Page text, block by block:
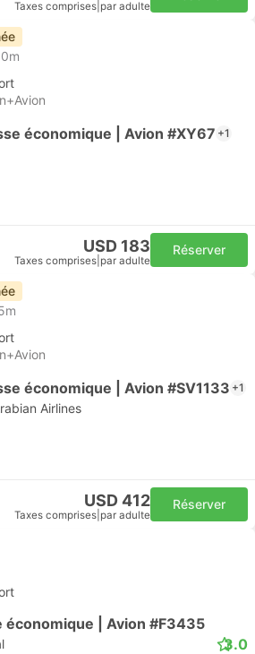
Taxes comprises par adulte
économique | Avion #XY67 +1
USD 183
Taxes comprises par adulte
Réserver
économique | Avion #SV1133 +1
Airlines
USD 412
Taxes comprises par adulte
Réserver
économique | Avion #F3435
3.0